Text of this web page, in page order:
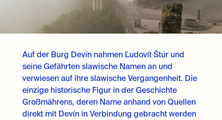
Auf der Burg Devín nahmen Ľudovít Štúr und
seine Gefährten slawische Namen an und
verwiesen auf ihre slawische Vergangenheit. Die
einzige historische Figur in der Geschichte
Großmährens, deren Name anhand von Quellen
direkt mit Devín in Verbindung gebracht werden